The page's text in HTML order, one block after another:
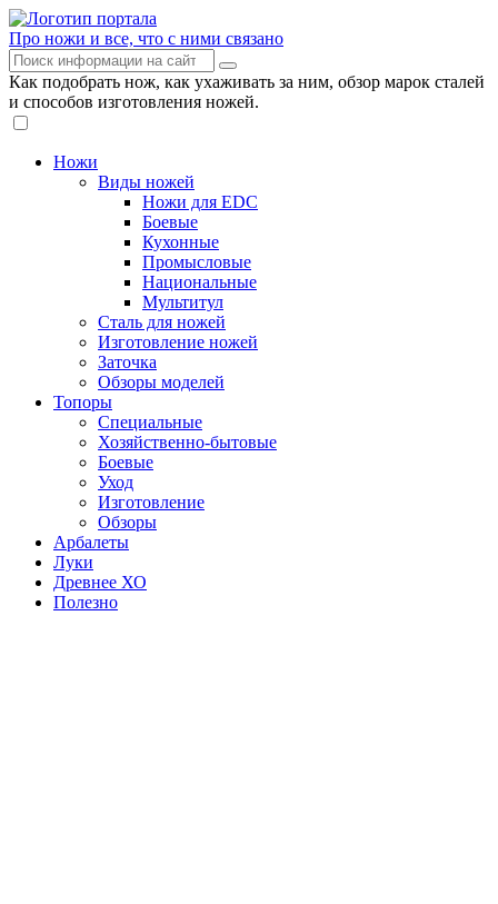
Про ножи и все, что с ними связано
Как подобрать нож, как ухаживать за ним, обзор марок сталей
и способов изготовления ножей.
Ножи
Виды ножей
Ножи для EDC
Боевые
Кухонные
Промысловые
Национальные
Мультитул
Сталь для ножей
Изготовление ножей
Заточка
Обзоры моделей
Топоры
Специальные
Хозяйственно-бытовые
Боевые
Уход
Изготовление
Обзоры
Арбалеты
Луки
Древнее ХО
Полезно